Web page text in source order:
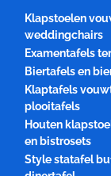
Klapstoelen
weddingchairs
Examentafels
Biertafels en
Klaptafels
plooitafels
Houten
en bistrosets
Style statafel